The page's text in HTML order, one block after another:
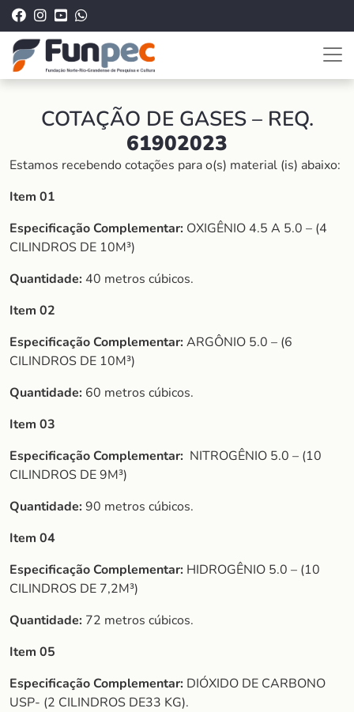
COTAÇÃO DE GASES – REQ.
61902023
Estamos recebendo cotações para o(s) material (is) abaixo:
Item 01
Especificação Complementar: OXIGÊNIO 4.5 A 5.0 – (4
CILINDROS DE 10M³)
Quantidade: 40 metros cúbicos.
Item 02
Especificação Complementar:ARGÔNIO 5.0 – (6
CILINDROS DE 10M³)
Quantidade: 60 metros cúbicos.
Item 03
Especificação Complementar: NITROGÊNIO 5.0 – (10
CILINDROS DE 9M³)
Quantidade:90 metros cúbicos.
Item 04
Especificação Complementar: HIDROGÊNIO 5.0 – (10
CILINDROS DE 7,2M³)
Quantidade: 72 metros cúbicos.
Item 05
Especificação Complementar: DIÓXIDO DE CARBONO
USP- (2 CILINDROS DE33 KG).